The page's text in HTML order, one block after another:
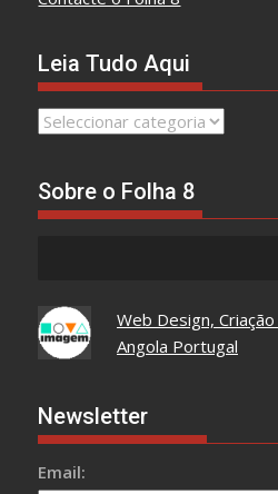
Leia Tudo Aqui
Leia
Sobre o Folha 8
Web Design,
Angola Portugal
Newsletter
Email: